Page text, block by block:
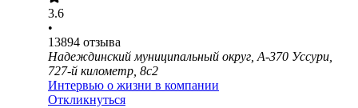
3.6
•
13894 отзыва
Надеждинский муниципальный округ, А-370 Уссури,
727-й километр, 8с2
Интервью о жизни в компании
Откликнуться